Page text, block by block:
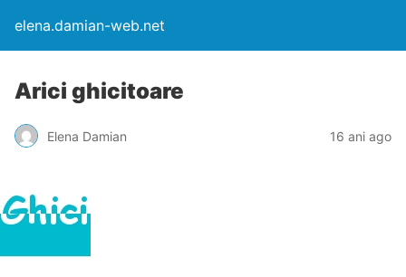
elena.damian-web.net
Arici ghicitoare
Elena Damian 16 ani ago